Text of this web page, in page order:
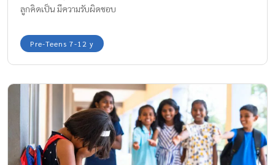
ลูกคิดเป็น มีความรับผิดชอบ
Pre-Teens 7-12 y